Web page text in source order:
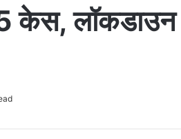
केस, लॉकडाउन